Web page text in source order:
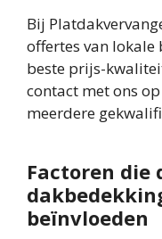
Bij
offertes van
beste prijs-
contact met ons
meerdere
Factoren die
beïnvloeden